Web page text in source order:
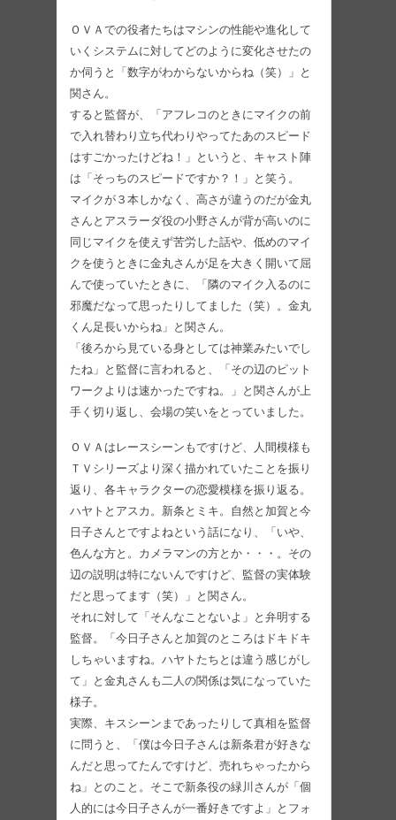
ＯＶＡでの役者たちはマシンの性能や進化して
いくシステムに対してどのように変化させたの
か伺うと「数字がわからないからね（笑）」と
関さん。
すると監督が、「アフレコのときにマイクの前
で入れ替わり立ち代わりやってたあのスピード
はすごかったけどね！」というと、キャスト陣
は「そっちのスピードですか？！」と笑う。
マイクが３本しかなく、高さが違うのだが金丸
さんとアスラーダ役の小野さんが背が高いのに
同じマイクを使えず苦労した話や、低めのマイ
クを使うときに金丸さんが足を大きく開いて屈
んで使っていたときに、「隣のマイク入るのに
邪魔だなって思ったりしてました（笑）。金丸
くん足長いからね」と関さん。
「後ろから見ている身としては神業みたいでし
たね」と監督に言われると、「その辺のピット
ワークよりは速かったですね。」と関さんが上
手く切り返し、会場の笑いをとっていました。
ＯＶＡはレースシーンもですけど、人間模様も
ＴＶシリーズより深く描かれていたことを振り
返り、各キャラクターの恋愛模様を振り返る。
ハヤトとアスカ。新条とミキ。自然と加賀と今
日子さんとですよねという話になり、「いや、
色んな方と。カメラマンの方とか・・・。その
辺の説明は特にないんですけど、監督の実体験
だと思ってます（笑）」と関さん。
それに対して「そんなことないよ」と弁明する
監督。「今日子さんと加賀のところはドキドキ
しちゃいますね。ハヤトたちとは違う感じがし
て」と金丸さんも二人の関係は気になっていた
様子。
実際、キスシーンまであったりして真相を監督
に問うと、「僕は今日子さんは新条君が好きな
んだと思ってたんですけど、売れちゃったから
ね」とのこと。そこで新条役の緑川さんが「個
人的には今日子さんが一番好きですよ」とフォ